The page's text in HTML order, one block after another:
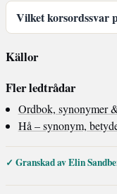
Vilket korsordssvar
Källor
Fler ledtrådar
Ordbok, synonymer
Hå – synonym,
✓ Granskad av Elin